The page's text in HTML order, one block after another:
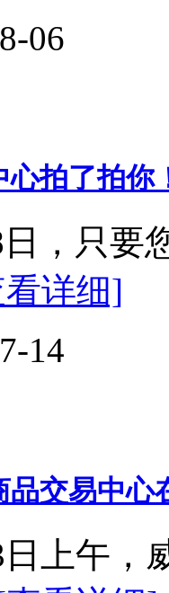
06
心拍了拍你
，只要
详细]
14
品交易中
日上午，